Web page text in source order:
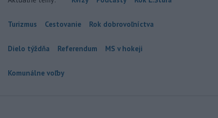
Turizmus Cestovanie Rok dobrovoľníctva
Dielo týždňa Referendum MS v hokeji
Komunálne voľby